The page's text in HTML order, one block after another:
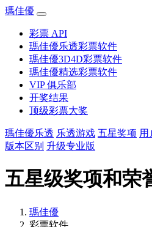
瑪佳優
彩票 API
瑪佳優乐透彩票软件
瑪佳優3D4D彩票软件
瑪佳優精选彩票软件
VIP 俱乐部
开奖结果
顶级彩票大奖
瑪佳優乐透 乐透游戏 五星奖项 用
版本区别 升级专业版
五星级奖项和荣
瑪佳優
彩票软件